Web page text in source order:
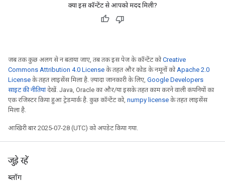
क्या इस कॉन्टेंट से आपको मदद मिली?
जब तक कुछ अलग से न बताया जाए, तब तक इस पेज के कॉन्टेंट कोCreative
Commons Attribution 4.0 License के तहत और कोड के नमूनों कोApache 2.0
License के तहत लाइसेंस मिला है. ज़्यादा जानकारी के लिए, Google Developers
साइट की नीतियांदेखें. Java, Oracle का और/या इसके तहत काम करने वाली कंपनियों का
एक रजिस्टर किया हुआ ट्रेडमार्क है. कुछ कॉन्टेंट को, numpy license के तहत लाइसेंस
मिला है.
आखिरी बार 2025-07-28 (UTC) को अपडेट किया गया.
जुड़े रहें
ब्लॉग